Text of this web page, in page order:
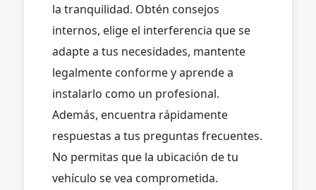
la tranquilidad. Obtén consejos
internos, elige el interferencia que se
adapte a tus necesidades, mantente
legalmente conforme y aprende a
instalarlo como un profesional.
Además, encuentra rápidamente
respuestas a tus preguntas frecuentes.
No permitas que la ubicación de tu
vehículo se vea comprometida.